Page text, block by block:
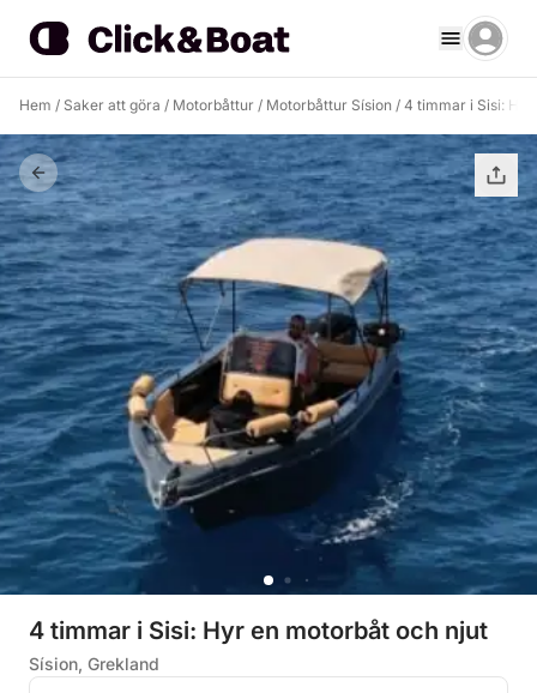
Hem / Saker att göra / Motorbåttur / Motorbåttur Sísion / 4 timmar i Sisi:
4 timmar i Sisi: Hyr en motorbåt och njut
Sísion, Grekland